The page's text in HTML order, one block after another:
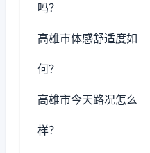
吗？
高雄市体感舒适度如
何？
高雄市今天路况怎么
样？